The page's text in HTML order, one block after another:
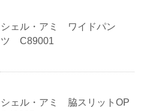
シェル・アミ ワイドパン
ツ C89001
シェル・アミ 脇スリットOP